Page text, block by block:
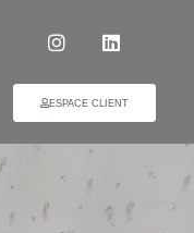
ESPACE CLIENT